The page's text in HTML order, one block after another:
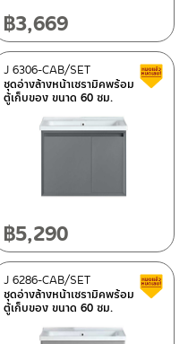
฿3,669
Clearance sale
ชุดอ่างล้างหน้าเซรามิคพร้อม
ตู้เก็บของ ขนาด 60 ซม.
J 6306-CAB/SET
฿5,290
Clearance sale
ชุดอ่างล้างหน้าเซรามิคพร้อม
ตู้เก็บของ ขนาด 60 ซม.
J 6286-CAB/SET